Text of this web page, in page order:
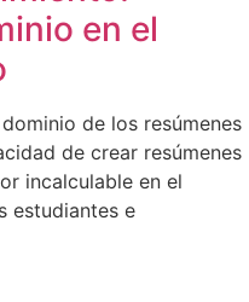
en el
de los resúmenes
de crear resúmenes
incalculable en el
estudiantes e